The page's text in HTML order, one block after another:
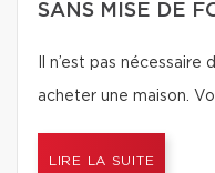
SANS MISE DE
Il n’est pas
acheter une maison.
LIRE LA SUITE